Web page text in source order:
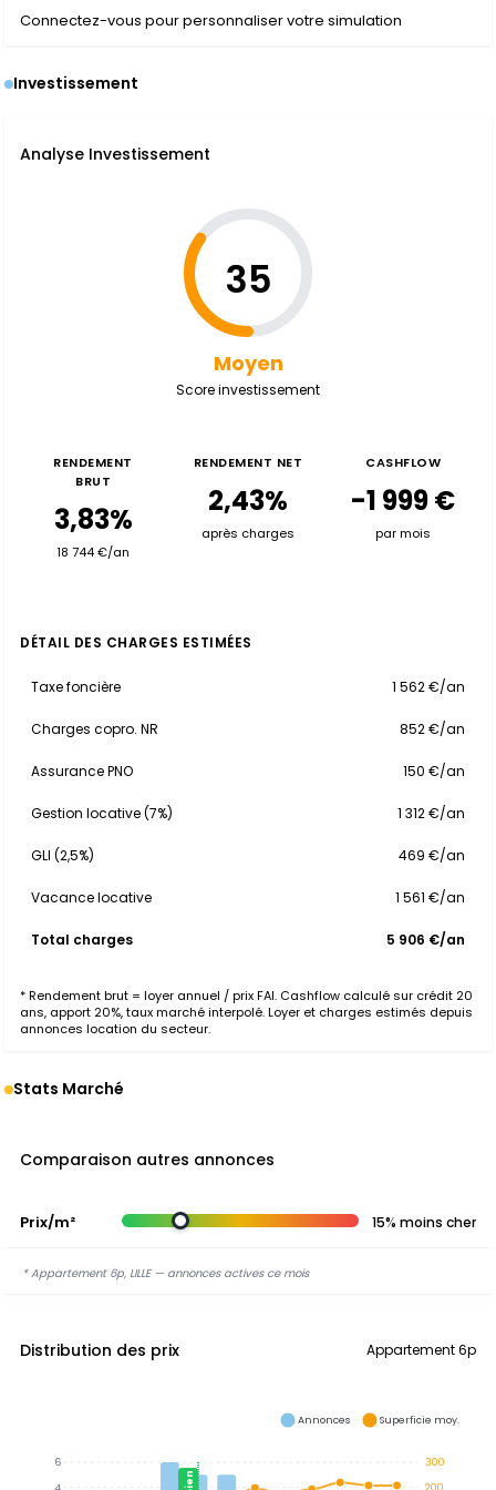
Connectez-vous pour personnaliser votre simulation
Investissement
Analyse Investissement
35
Moyen
Score investissement
RENDEMENT
BRUT
3,83%
18 744 €/an
RENDEMENT NET
2,43%
après charges
CASHFLOW
-1 999 €
par mois
DÉTAIL DES CHARGES ESTIMÉES
Taxe foncière 1 562 €/an
Charges copro. NR 852 €/an
Assurance PNO 150 €/an
Gestion locative (7%) 1 312 €/an
GLI (2,5%) 469 €/an
Vacance locative 1 561 €/an
Total charges 5 906 €/an
* Rendement brut = loyer annuel / prix FAI. Cashflow calculé sur crédit 20
ans, apport 20%, taux marché interpolé. Loyer et charges estimés depuis
annonces location du secteur.
Stats Marché
Comparaison autres annonces
Prix/m² 15% moins cher
* Appartement 6p, LILLE — annonces actives ce mois
Distribution des prix Appartement 6p
300
6
Annonces Superficie moy.